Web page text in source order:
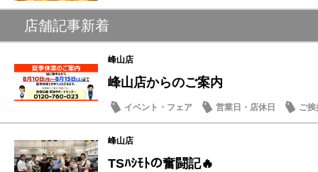
店舗記事新着
峰山店
峰山店からのご案内
イベント・フェア 営業日・店休日
ご挨
ドライブ情報
峰山店
TSﾊｼﾓﾄの奮闘記🔥